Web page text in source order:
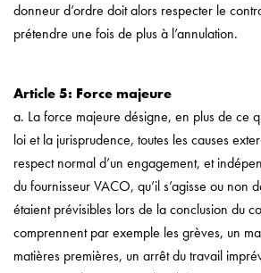
donneur d’ordre doit alors respecter le
prétendre une fois de plus à l’annulation.
Article 5: Force majeure
a. La force majeure désigne, en plus de ce
loi et la jurisprudence, toutes les causes
respect normal d’un engagement, et
du fournisseur VACO, qu’il s’agisse ou non
étaient prévisibles lors de la conclusion du
comprennent par exemple les grèves, un
matières premières, un arrêt du travail